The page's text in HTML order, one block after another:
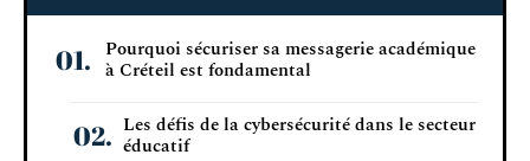
Pourquoi sécuriser sa messagerie académique
à Créteil est fondamental
Les défis de la cybersécurité dans le secteur
éducatif